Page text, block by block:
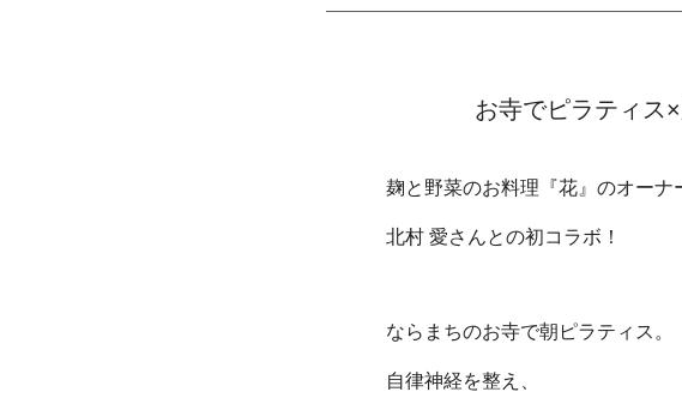
お寺でピラティス
麹と野菜のお料理『花』のオーナ
北村 愛さんとの初コラボ！
ならまちのお寺で朝ピラティス。
自律神経を整え、